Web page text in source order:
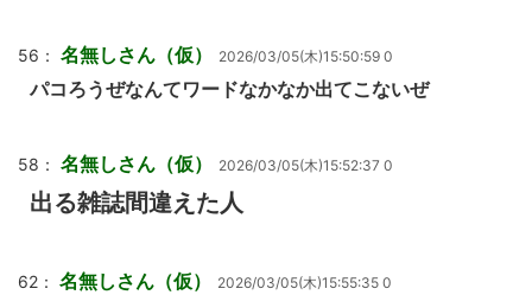
56： 名無しさん（仮） 2026/03/05(木)15:50:59 0
パコろうぜなんてワードなかなか出てこないぜ
58： 名無しさん（仮） 2026/03/05(木)15:52:37 0
出る雑誌間違えた人
62： 名無しさん（仮） 2026/03/05(木)15:55:35 0